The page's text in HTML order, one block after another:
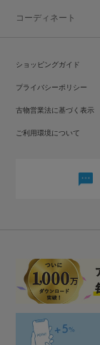
コーディネート
ショッピングガイド
プライバシーポリシー
古物営業法に基づく表示
ご利用環境について